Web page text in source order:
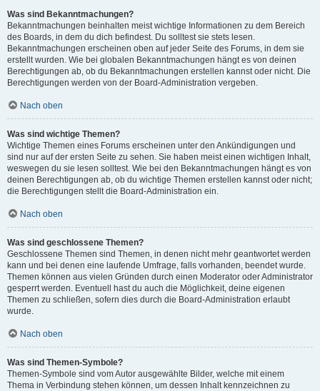
Was sind Bekanntmachungen?
Bekanntmachungen beinhalten meist wichtige Informationen zu dem Bereich
des Boards, in dem du dich befindest. Du solltest sie stets lesen.
Bekanntmachungen erscheinen oben auf jeder Seite des Forums, in dem sie
erstellt wurden. Wie bei globalen Bekanntmachungen hängt es von deinen
Berechtigungen ab, ob du Bekanntmachungen erstellen kannst oder nicht. Die
Berechtigungen werden von der Board-Administration vergeben.
Nach oben
Was sind wichtige Themen?
Wichtige Themen eines Forums erscheinen unter den Ankündigungen und
sind nur auf der ersten Seite zu sehen. Sie haben meist einen wichtigen Inhalt,
weswegen du sie lesen solltest. Wie bei den Bekanntmachungen hängt es von
deinen Berechtigungen ab, ob du wichtige Themen erstellen kannst oder nicht;
die Berechtigungen stellt die Board-Administration ein.
Nach oben
Was sind geschlossene Themen?
Geschlossene Themen sind Themen, in denen nicht mehr geantwortet werden
kann und bei denen eine laufende Umfrage, falls vorhanden, beendet wurde.
Themen können aus vielen Gründen durch einen Moderator oder Administrator
gesperrt werden. Eventuell hast du auch die Möglichkeit, deine eigenen
Themen zu schließen, sofern dies durch die Board-Administration erlaubt
wurde.
Nach oben
Was sind Themen-Symbole?
Themen-Symbole sind vom Autor ausgewählte Bilder, welche mit einem
Thema in Verbindung stehen können, um dessen Inhalt kennzeichnen zu